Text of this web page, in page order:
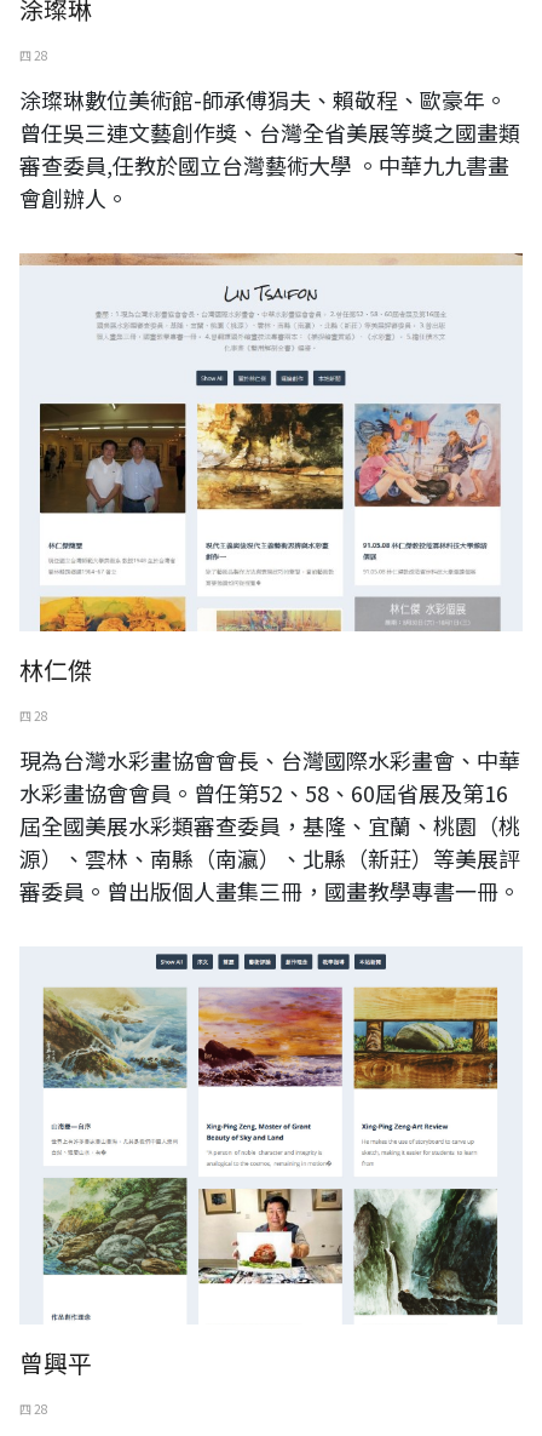
涂璨琳
四 28
涂璨琳數位美術館-師承傅狷夫、賴敬程、歐豪年。
曾任吳三連文藝創作獎、台灣全省美展等獎之國畫類
審查委員,任教於國立台灣藝術大學 。中華九九書畫
會創辦人。
林仁傑
四 28
現為台灣水彩畫協會會長、台灣國際水彩畫會、中華
水彩畫協會會員。曾任第52、58、60屆省展及第16
屆全國美展水彩類審查委員，基隆、宜蘭、桃園（桃
源）、雲林、南縣（南瀛）、北縣（新莊）等美展評
審委員。曾出版個人畫集三冊，國畫教學專書一冊。
曾興平
四 28